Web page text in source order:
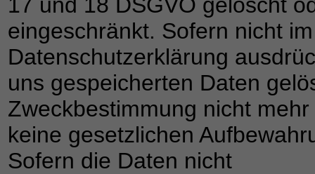
eingeschränkt. Sofern nicht
Datenschutzerklärung
uns gespeicherten Daten
Zweckbestimmung nicht
keine gesetzlichen
Sofern die Daten nicht